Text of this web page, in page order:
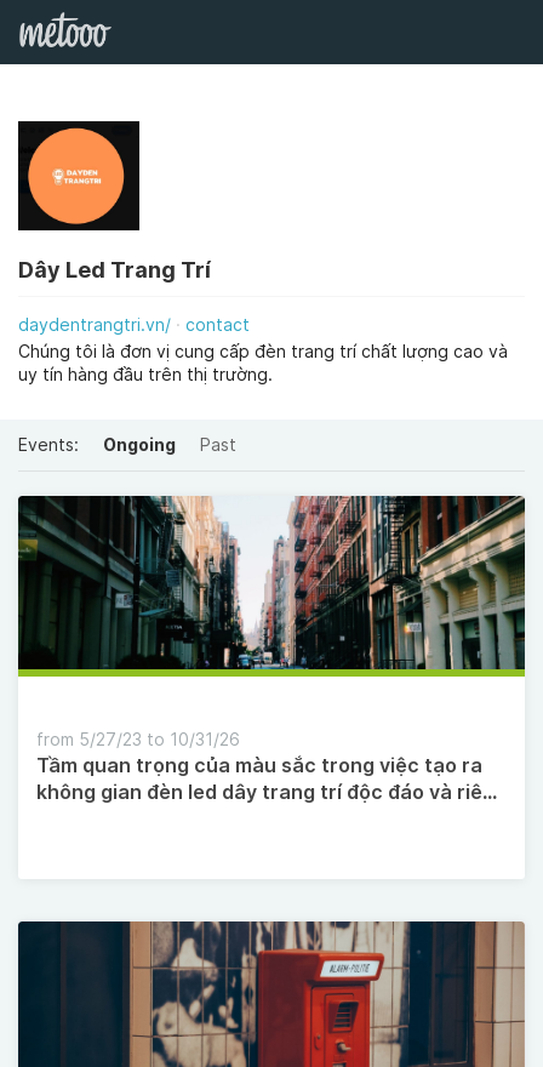
Dây Led Trang Trí
daydentrangtri.vn/
contact
Chúng tôi là đơn vị cung cấp đèn trang trí chất lượng cao và
uy tín hàng đầu trên thị trường.
Events: Ongoing Past
Tầm quan trọng của màu sắc trong việc tạo ra
không gian đèn led dây trang trí độc đáo và riêng
from 5/27/23 to 10/31/26